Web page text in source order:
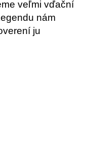
veľmi vďační
nám
ju